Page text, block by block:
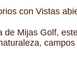
con Vistas
de Mijas Golf,